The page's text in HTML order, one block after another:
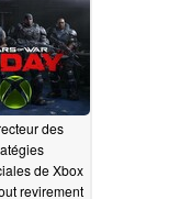
des
de Xbox
revirement